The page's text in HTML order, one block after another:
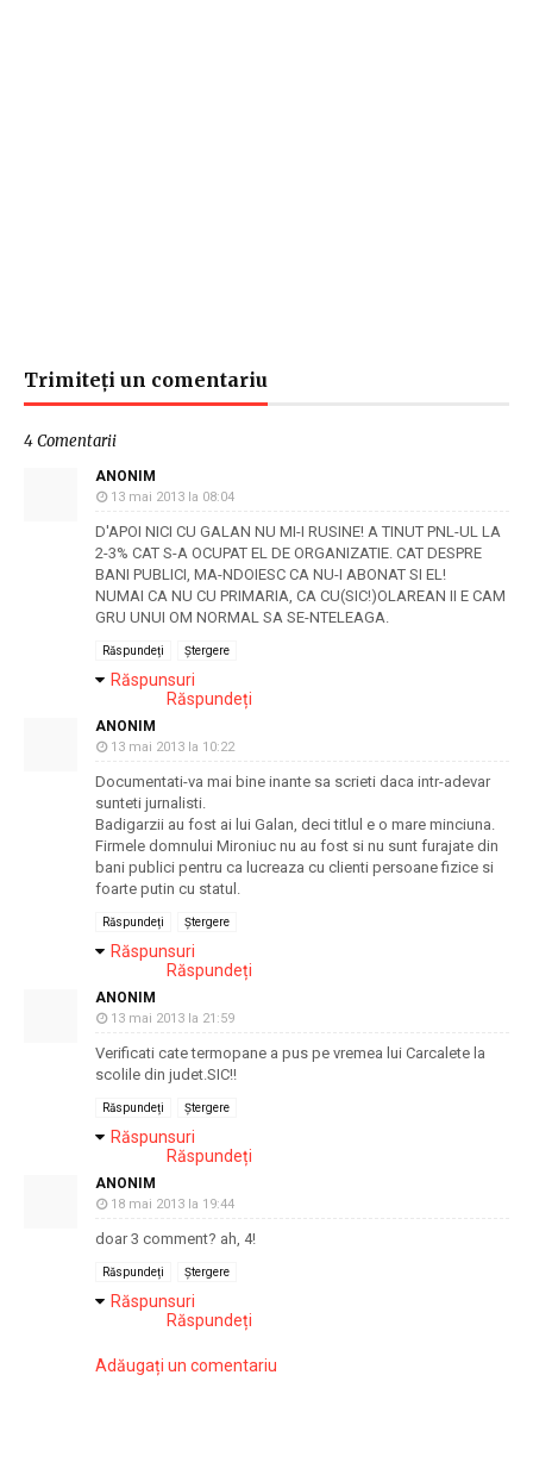
Trimiteți un comentariu
4 Comentarii
ANONIM
13 mai 2013 la 08:04
D'APOI NICI CU GALAN NU MI-I RUSINE! A TINUT PNL-UL LA
2-3% CAT S-A OCUPAT EL DE ORGANIZATIE. CAT DESPRE
BANI PUBLICI, MA-NDOIESC CA NU-I ABONAT SI EL!
NUMAI CA NU CU PRIMARIA, CA CU(SIC!)OLAREAN II E CAM
GRU UNUI OM NORMAL SA SE-NTELEAGA.
Răspundeți Ștergere
Răspunsuri
Răspundeți
ANONIM
13 mai 2013 la 10:22
Documentati-va mai bine inante sa scrieti daca intr-adevar
sunteti jurnalisti.
Badigarzii au fost ai lui Galan, deci titlul e o mare minciuna.
Firmele domnului Mironiuc nu au fost si nu sunt furajate din
bani publici pentru ca lucreaza cu clienti persoane fizice si
foarte putin cu statul.
Răspundeți Ștergere
Răspunsuri
Răspundeți
ANONIM
13 mai 2013 la 21:59
Verificati cate termopane a pus pe vremea lui Carcalete la
scolile din judet.SIC!!
Răspundeți Ștergere
Răspunsuri
Răspundeți
ANONIM
18 mai 2013 la 19:44
doar 3 comment? ah, 4!
Răspundeți Ștergere
Răspunsuri
Răspundeți
Adăugați un comentariu